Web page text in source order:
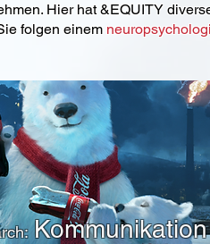
Hier hat &EQUITY
folgen einem
Kommunikation